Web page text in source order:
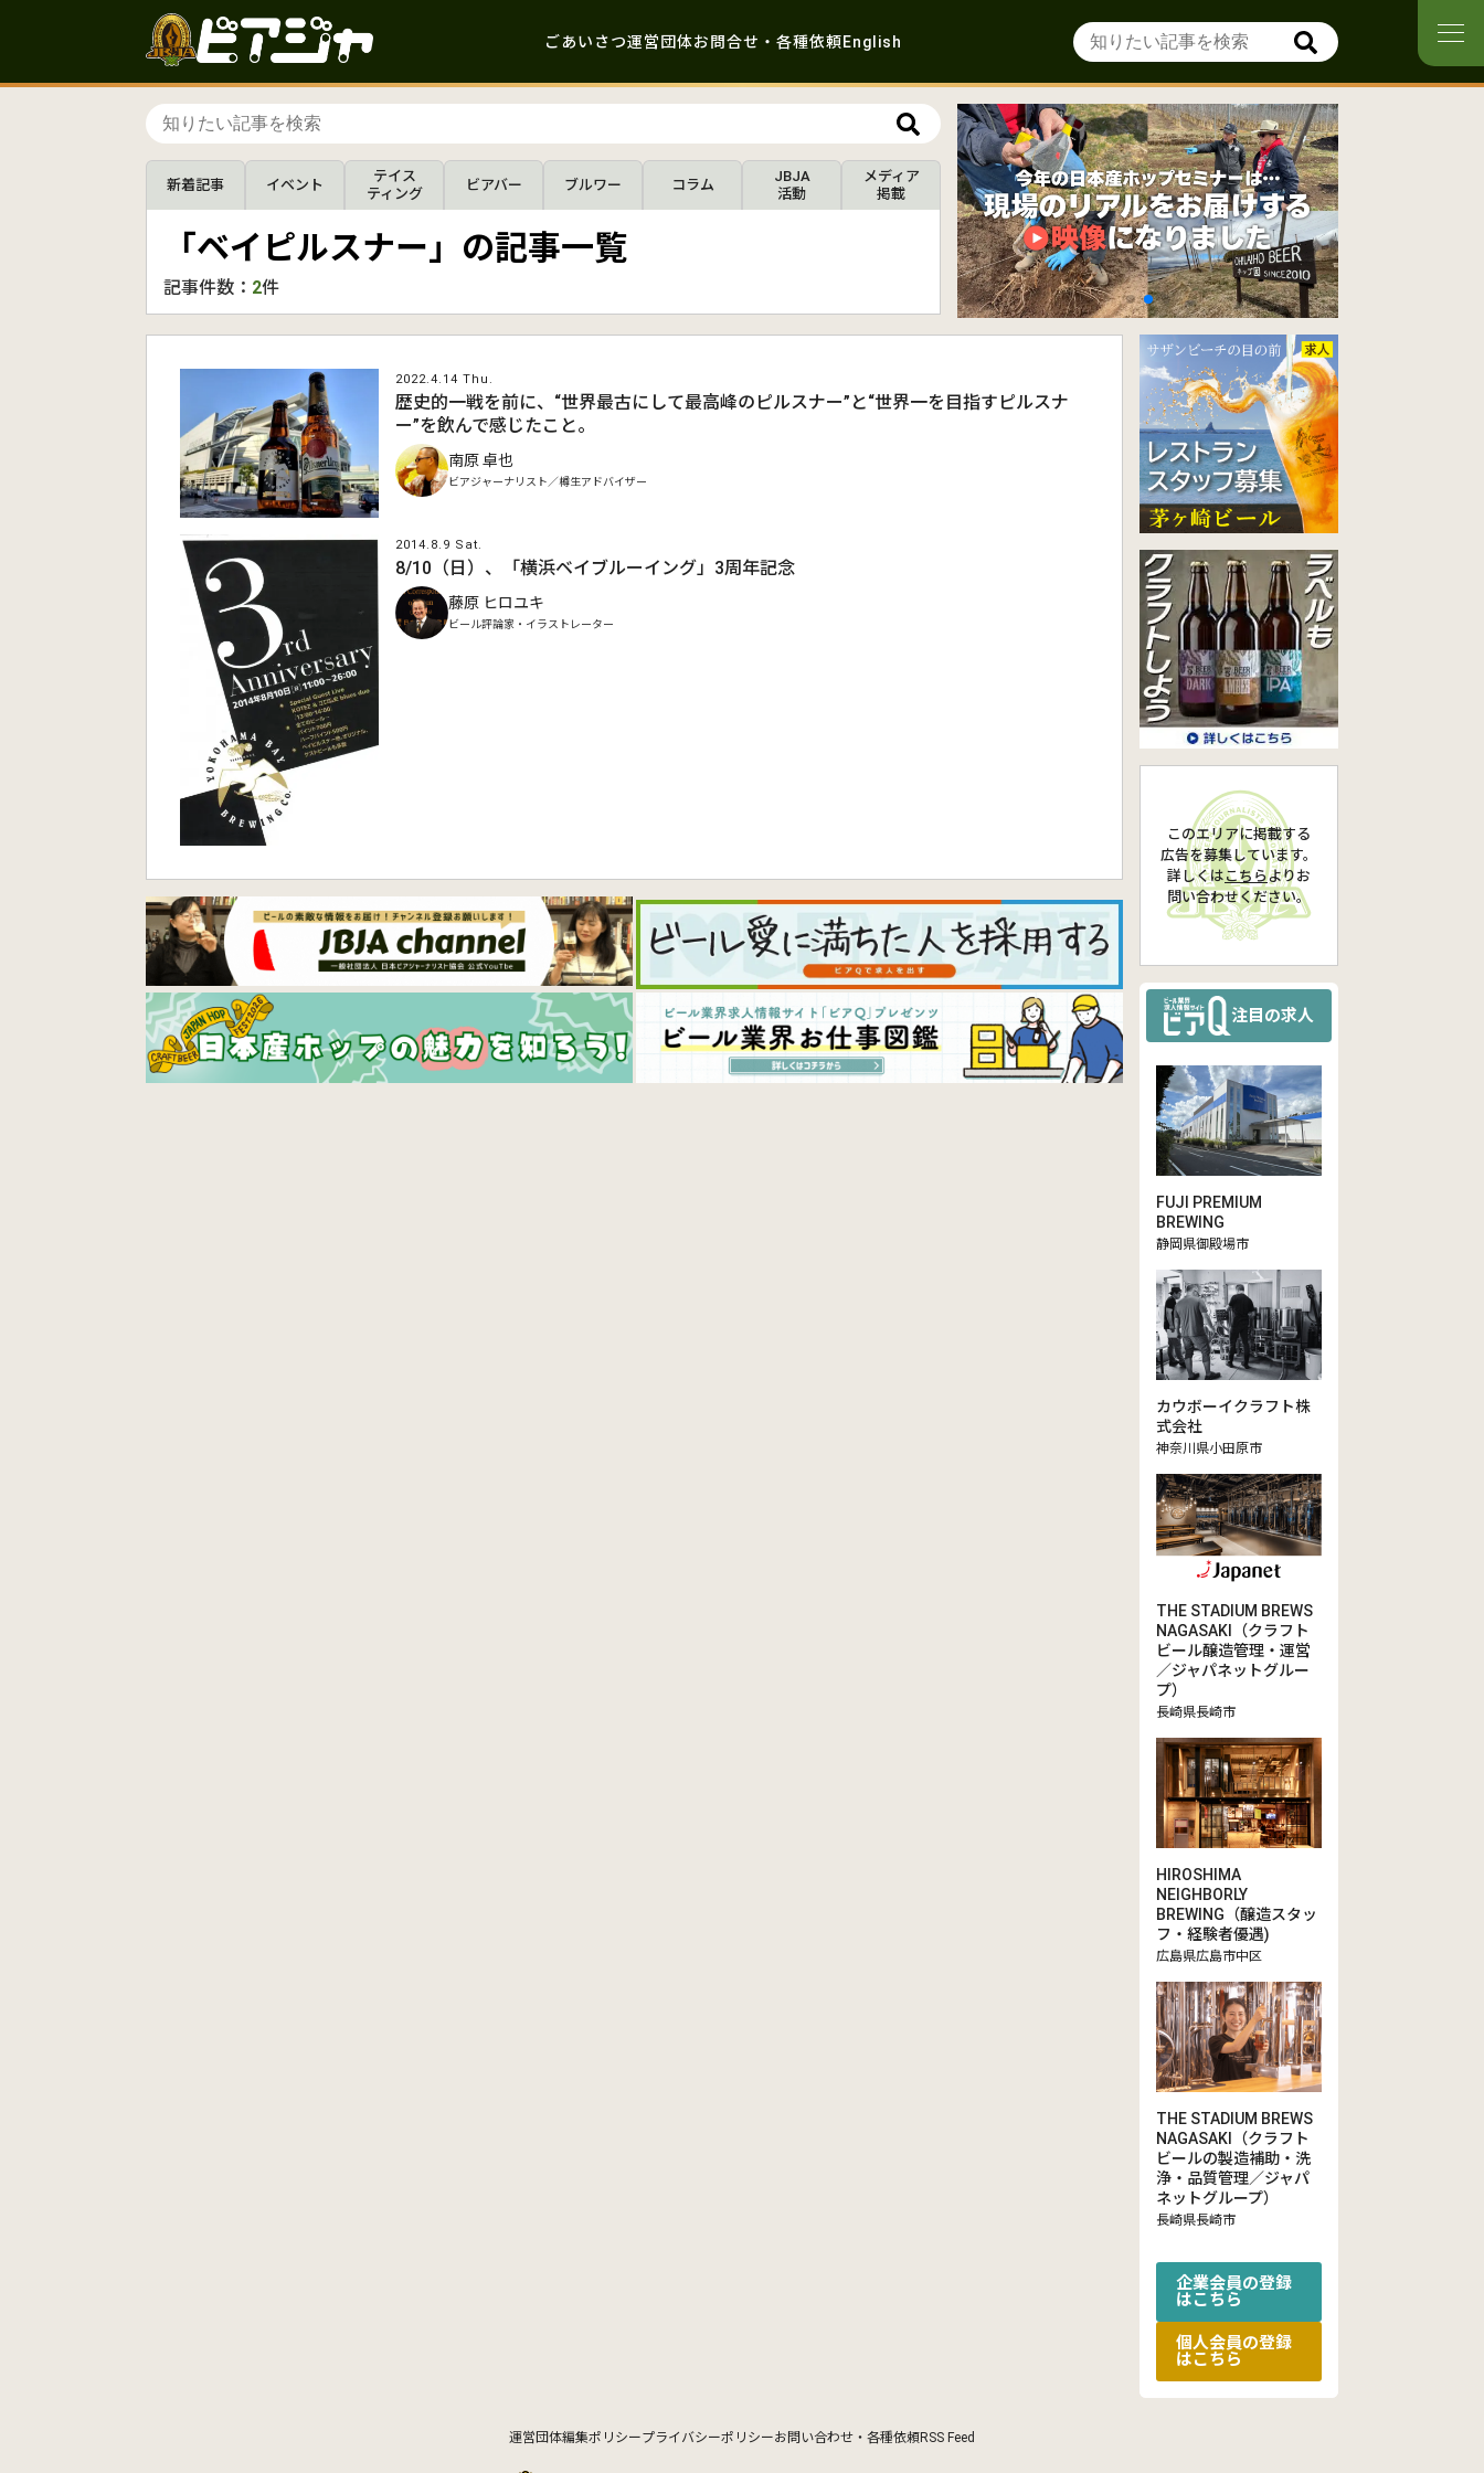
ごあいさつ運営団体お問合せ・各種依頼English
新着記事 イベント
テイス
ティング
ビアバー ブルワー コラム
JBJA
活動
メディア
掲載
「ベイピルスナー」の記事一覧
記事件数： 2件
2022.4.14 Thu.
歴史的一戦を前に、“世界最古にして最高峰のピルスナー”と“世界一を目指すピルスナ
ー”を飲んで感じたこと。
南原 卓也
ビアジャーナリスト／樽生アドバイザー
2014.8.9 Sat.
8/10（日）、「横浜ベイブルーイング」3周年記念
藤原 ヒロユキ
ビール評論家・イラストレーター
このエリアに掲載する
広告を募集しています。
詳しくは こちらより お
問い合わせください。
注目の求人
FUJI PREMIUM
BREWING
静岡県御殿場市
カウボーイクラフト株
式会社
神奈川県小田原市
THE STADIUM BREWS
NAGASAKI（クラフト
ビール醸造管理・運営
／ジャパネットグルー
プ）
長崎県長崎市
HIROSHIMA
NEIGHBORLY
BREWING（醸造スタッ
フ・経験者優遇)
広島県広島市中区
THE STADIUM BREWS
NAGASAKI（クラフト
ビールの製造補助・洗
浄・品質管理／ジャパ
ネットグループ）
長崎県長崎市
企業会員の登録
はこちら
個人会員の登録
はこちら
運営団体編集ポリシープライバシーポリシーお問い合わせ・各種依頼RSS Feed